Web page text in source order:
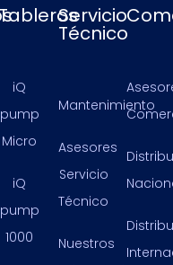
iQ
pump
Micro
iQ
pump
1000
Servicio
Técnico
Mantenimiento
Asesores
Servicio
Técnico
Nuestros